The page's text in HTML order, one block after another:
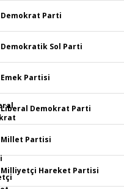
Demokrat Parti
Demokratik Sol Parti
Emek Partisi
Liberal Demokrat Parti
Millet Partisi
Milliyetçi Hareket Partisi